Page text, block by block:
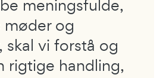
meningsfulde,
møder og
skal vi forstå og
rigtige handling,